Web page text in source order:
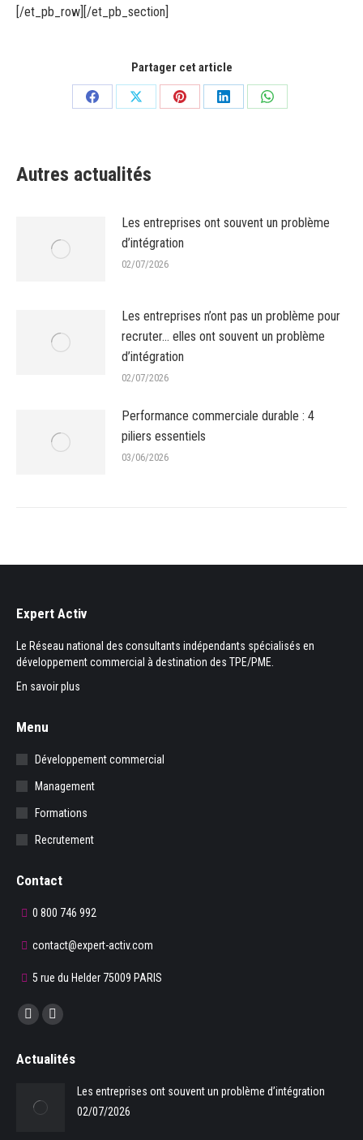
[/et_pb_row][/et_pb_section]
Partager cet article
PartagerPartagerPartagerPartagerPartager
Autres actualités
Les entreprises ont souvent un problème
d’intégration
02/07/2026
Les entreprises n’ont pas un problème pour
recruter… elles ont souvent un problème
d’intégration
02/07/2026
Performance commerciale durable : 4
piliers essentiels
03/06/2026
Expert Activ
Le Réseau national des consultants indépendants spécialisés en
développement commercial à destination des TPE/PME.
En savoir plus
Menu
Développement commercial
Management
Formations
Recrutement
Contact
0 800 746 992
contact@expert-activ.com
5 rue du Helder 75009 PARIS
Trouvez nous sur :
La
Facebook
dans
La
LinkedIn
s'ouvre
Actualités
Les entreprises ont souvent un problème d’intégration
02/07/2026